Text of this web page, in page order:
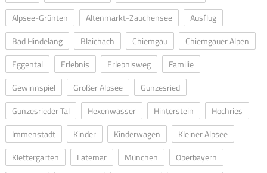
Alpsee-Grünten
Altenmarkt-Zauchensee
Ausflug
Bad Hindelang
Blaichach Chiemgau
Chiemgauer Alpen
Eggental
Erlebnis Erlebnisweg
Familie
Gewinnspiel
Großer Alpsee
Gunzesried
Gunzesrieder Tal
Hexenwasser Hinterstein
Hochries
Immenstadt
Kinder Kinderwagen
Kleiner Alpsee
Klettergarten
Latemar München
Oberbayern